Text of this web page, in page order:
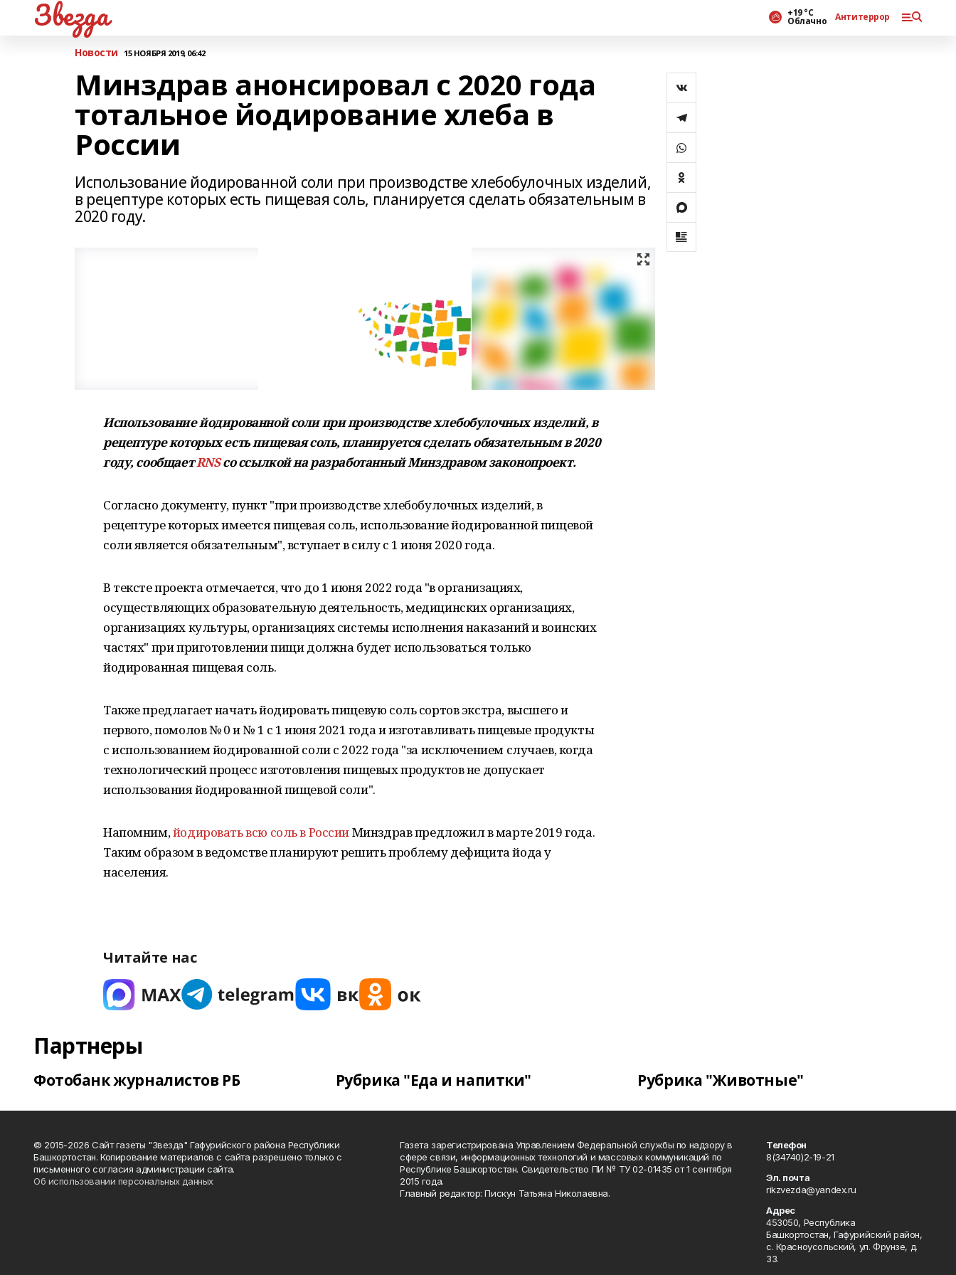
Звезда +19 °С
Облачно Антитеррор
Новости 15 НОЯБРЯ 2019, 06:42
Минздрав анонсировал с 2020 года
тотальное йодирование хлеба в
России
Использование йодированной соли при производстве хлебобулочных изделий,
в рецептуре которых есть пищевая соль, планируется сделать обязательным в
2020 году.
Использование йодированной соли при производстве хлебобулочных изделий, в
рецептуре которых есть пищевая соль, планируется сделать обязательным в 2020
году, сообщаетRNSсо ссылкой на разработанный Минздравом законопроект.
Согласно документу, пункт "при производстве хлебобулочных изделий, в
рецептуре которых имеется пищевая соль, использование йодированной пищевой
соли является обязательным", вступает в силу с 1 июня 2020 года.
В тексте проекта отмечается, что до 1 июня 2022 года "в организациях,
осуществляющих образовательную деятельность, медицинских организациях,
организациях культуры, организациях системы исполнения наказаний и воинских
частях" при приготовлении пищи должна будет использоваться только
йодированная пищевая соль.
Также предлагает начать йодировать пищевую соль сортов экстра, высшего и
первого, помолов № 0 и № 1 с 1 июня 2021 года и изготавливать пищевые продукты
с использованием йодированной соли с 2022 года "за исключением случаев, когда
технологический процесс изготовления пищевых продуктов не допускает
использования йодированной пищевой соли".
Напомним,йодировать всю соль в РоссииМинздрав предложил в марте 2019 года.
Таким образом в ведомстве планируют решить проблему дефицита йода у
населения.
Читайте нас
Партнеры
Фотобанк журналистов РБ Рубрика "Еда и напитки" Рубрика "Животные"
© 2015-2026 Сайт газеты "Звезда" Гафурийского района Республики
Башкортостан. Копирование материалов с сайта разрешено только с
письменного согласия администрации сайта.
Об использовании персональных данных
Газета зарегистрирована Управлением Федеральной службы по надзору в
сфере связи, информационных технологий и массовых коммуникаций по
Республике Башкортостан. Свидетельство ПИ № ТУ 02-01435 от 1 сентября
2015 года.
Главный редактор: Пискун Татьяна Николаевна.
Телефон
8(34740)2-19-21
Эл. почта
rikzvezda@yandex.ru
Адрес
453050, Республика
Башкортостан, Гафурийский район,
с. Красноусольский, ул. Фрунзе, д.
33.